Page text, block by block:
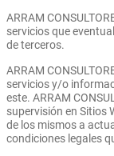
ARRAM
servicios que
de terceros.
ARRAM
servicios y/o
este. ARRAM
supervisión en Sitios
de los mismos a
condiciones legales